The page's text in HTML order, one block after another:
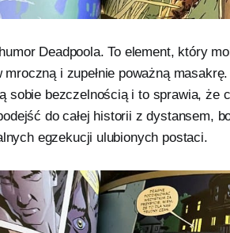
Deadpoola. To element, który
i zupełnie poważną
sobie bezczelnością i to sprawia, że
do całej historii z dystansem,
egzekucji ulubionych postaci.